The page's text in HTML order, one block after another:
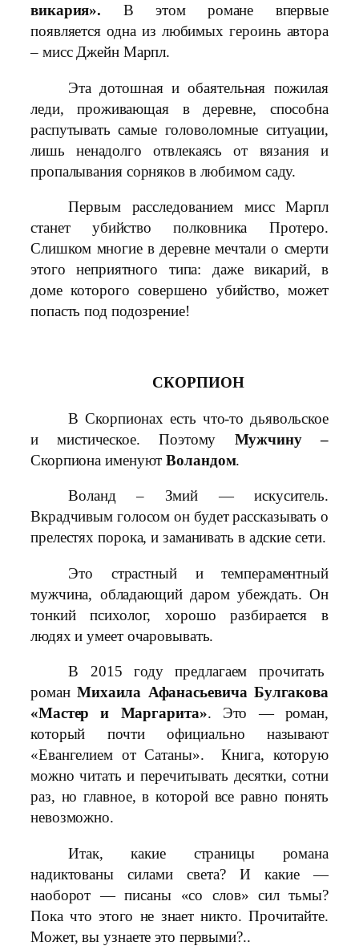
викария». В этом романе впервые
появляется одна из любимых героинь автора
– мисс Джейн Марпл.
Эта дотошная и обаятельная пожилая
леди, проживающая в деревне, способна
распутывать самые головоломные ситуации,
лишь ненадолго отвлекаясь от вязания и
пропалывания сорняков в любимом саду.
Первым расследованием мисс Марпл
станет убийство полковника Протеро.
Слишком многие в деревне мечтали о смерти
этого неприятного типа: даже викарий, в
доме которого совершено убийство, может
попасть под подозрение!
СКОРПИОН
В Скорпионах есть что-то дьявольское
и мистическое. Поэтому Мужчину –
Скорпиона именуютВоландом.
Воланд – Змий — искуситель.
Вкрадчивым голосом он будет рассказывать о
прелестях порока, и заманивать в адские сети.
Это страстный и темпераментный
мужчина, обладающий даром убеждать. Он
тонкий психолог, хорошо разбирается в
людях и умеет очаровывать.
В 2015 году предлагаем прочитать
роман Михаила Афанасьевича Булгакова
«Мастер и Маргарита». Это — роман,
который почти официально называют
«Евангелием от Сатаны». Книга, которую
можно читать и перечитывать десятки, сотни
раз, но главное, в которой все равно понять
невозможно.
Итак, какие страницы романа
надиктованы силами света? И какие —
наоборот — писаны «со слов» сил тьмы?
Пока что этого не знает никто. Прочитайте.
Может, вы узнаете это первыми?..